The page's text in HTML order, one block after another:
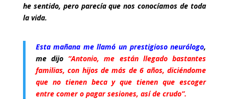
he sentido, pero parecía que nos conocíamos de toda
la vida.
Esta mañana me llamó un prestigioso neurólogo,
me dijo “Antonio, me están llegado bastantes
familias, con hijos de más de 6 años, diciéndome
que no tienen beca y que tienen que escoger
entre comer o pagar sesiones, así de crudo”.